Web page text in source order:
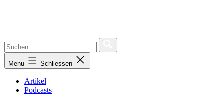
Menu Schliessen
Artikel
Podcasts